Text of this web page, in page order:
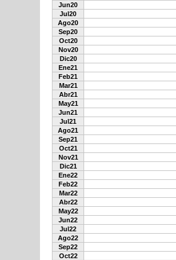
Jun20
Jul20
Ago20
Sep20
Oct20
Nov20
Dic20
Ene21
Feb21
Mar21
Abr21
May21
Jun21
Jul21
Ago21
Sep21
Oct21
Nov21
Dic21
Ene22
Feb22
Mar22
Abr22
May22
Jun22
Jul22
Ago22
Sep22
Oct22